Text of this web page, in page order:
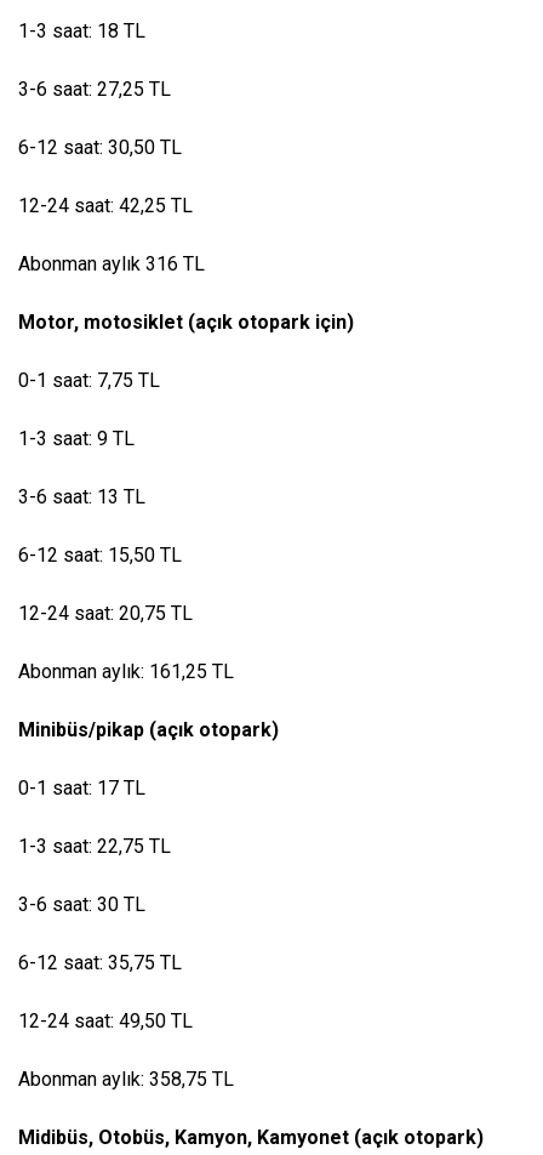
1-3 saat: 18 TL
3-6 saat: 27,25 TL
6-12 saat: 30,50 TL
12-24 saat: 42,25 TL
Abonman aylık 316 TL
Motor, motosiklet (açık otopark için)
0-1 saat: 7,75 TL
1-3 saat: 9 TL
3-6 saat: 13 TL
6-12 saat: 15,50 TL
12-24 saat: 20,75 TL
Abonman aylık: 161,25 TL
Minibüs/pikap (açık otopark)
0-1 saat: 17 TL
1-3 saat: 22,75 TL
3-6 saat: 30 TL
6-12 saat: 35,75 TL
12-24 saat: 49,50 TL
Abonman aylık: 358,75 TL
Midibüs, Otobüs, Kamyon, Kamyonet (açık otopark)